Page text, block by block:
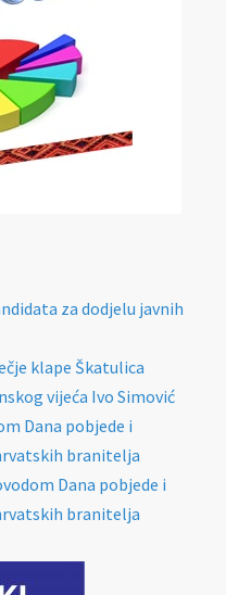
za dodjelu javnih
klape Škatulica
vijeća Ivo Simović
Dana pobjede i
branitelja
Dana pobjede i
branitelja